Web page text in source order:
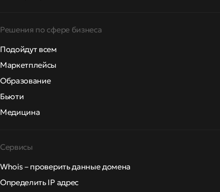
Решения по сфере бизнеса
Подойдут всем
Маркетплейсы
Образование
Бьюти
Медицина
Сервисы
Whois – проверить данные домена
Определить IP адрес